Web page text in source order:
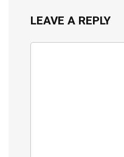
LEAVE A REPLY